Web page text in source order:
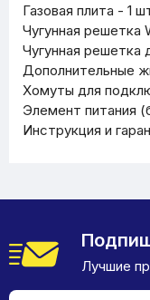
Газовая плита - 1
Чугунная решетка
Чугунная решетка
Дополнительные
Хомуты для
Элемент питания
Инструкция и
Лучшие